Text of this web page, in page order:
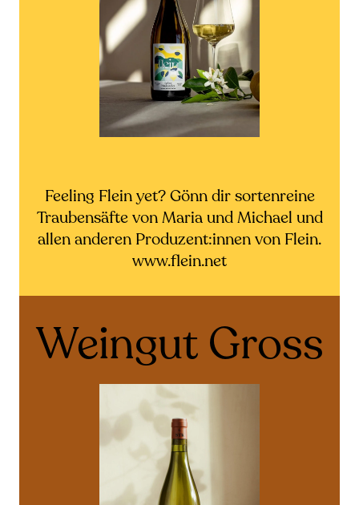
Feeling Flein yet? Gönn dir sortenreine
Traubensäfte von Maria und Michael und
allen anderen Produzent:innen von Flein.
www.flein.net
Weingut Gross